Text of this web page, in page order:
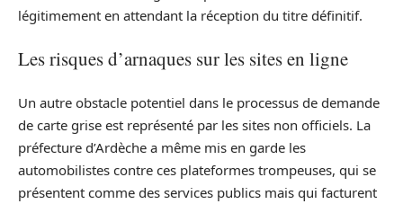
légitimement en attendant la réception du titre définitif.
Les risques d’arnaques sur les sites en ligne
Un autre obstacle potentiel dans le processus de demande
de carte grise est représenté par les sites non officiels. La
préfecture d’Ardèche a même mis en garde les
automobilistes contre ces plateformes trompeuses, qui se
présentent comme des services publics mais qui facturent